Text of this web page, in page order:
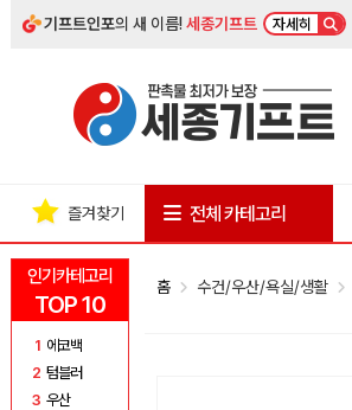
기프트인포의 새 이름!세종기프트 자세히
인기카테고리
TOP 10
1 에코백
2 텀블러
3 우산
즐겨찾기 전체 카테고리
홈 수건/우산/욕실/생활